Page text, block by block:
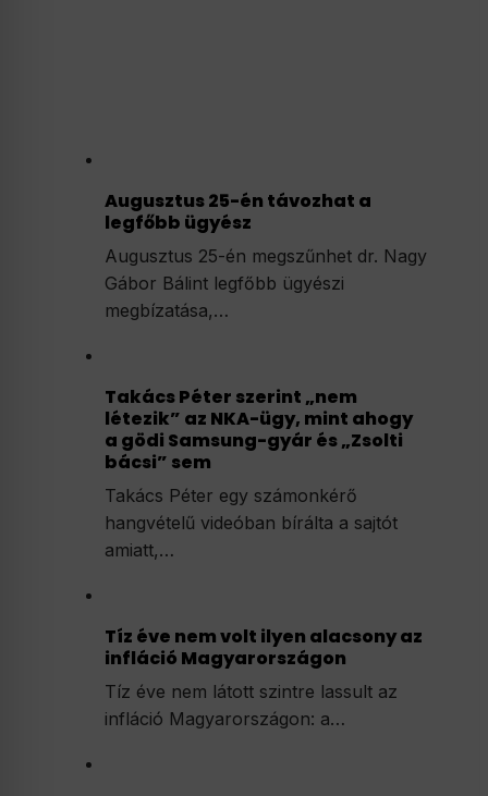
Augusztus 25-én távozhat a
legfőbb ügyész
Augusztus 25-én megszűnhet dr. Nagy
Gábor Bálint legfőbb ügyészi
megbízatása,…
Takács Péter szerint „nem
létezik” az NKA-ügy, mint ahogy
a gödi Samsung-gyár és „Zsolti
bácsi” sem
Takács Péter egy számonkérő
hangvételű videóban bírálta a sajtót
amiatt,…
Tíz éve nem volt ilyen alacsony az
infláció Magyarországon
Tíz éve nem látott szintre lassult az
infláció Magyarországon: a…